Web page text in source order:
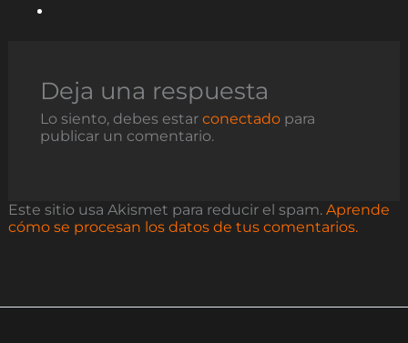
Deja una respuesta
Lo siento, debes estar conectadopara
publicar un comentario.
Este sitio usa Akismet para reducir el spam. Aprende
cómo se procesan los datos de tus comentarios.